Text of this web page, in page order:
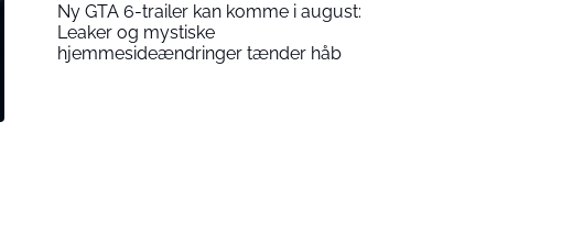
Ny GTA 6-trailer kan komme i august:
Leaker og mystiske
hjemmesideændringer tænder håb